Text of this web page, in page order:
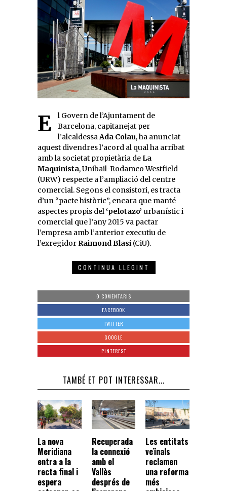
El Govern de l’Ajuntament de
Barcelona, capitanejat per
l’alcaldessaAda Colau, ha anunciat
aquest divendres l’acord al qual ha arribat
amb la societat propietària de La
Maquinista, Unibail-Rodamco Westfield
(URW) respecte a l’ampliació del centre
comercial. Segons el consistori, es tracta
d’un “pacte històric”, encara que manté
aspectes propis del‘pelotazo’ urbanístic i
comercial que l’any 2015 va pactar
l’empresa amb l’anterior executiu de
l’exregidor Raimond Blasi (CiU).
CONTINUA LLEGINT
0 COMENTARIS
FACEBOOK
TWITTER
GOOGLE
PINTEREST
TAMBÉ ET POT INTERESSAR...
La nova
Meridiana
entra a la
recta final i
espera
Recuperada
la connexió
amb el
Vallès
després de
Les entitats
veïnals
reclamen
una reforma
més